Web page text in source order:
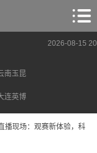
2026-08-15
南玉昆
连英博
播现场：观赛新体验，科